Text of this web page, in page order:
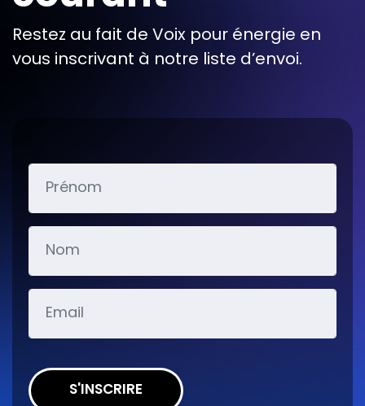
Restez au fait de Voix pour énergie en
vous inscrivant à notre liste d’envoi.
S'INSCRIRE